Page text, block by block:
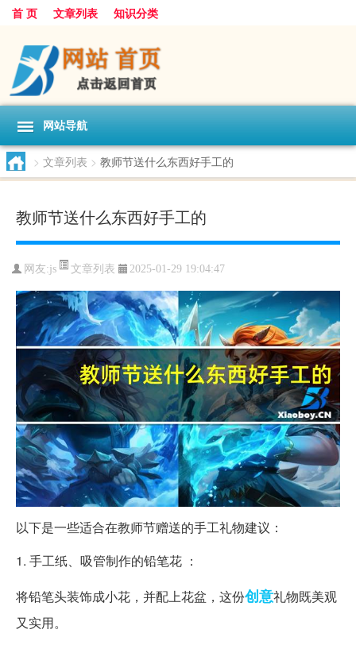
首 页 文章列表 知识分类
网站导航
> 文章列表 > 教师节送什么东西好手工的
教师节送什么东西好手工的
网友:js 文章列表 2025-01-29 19:04:47
以下是一些适合在教师节赠送的手工礼物建议：
1. 手工纸、吸管制作的铅笔花 ：
将铅笔头装饰成小花，并配上花盆，这份创意礼物既美观
又实用。